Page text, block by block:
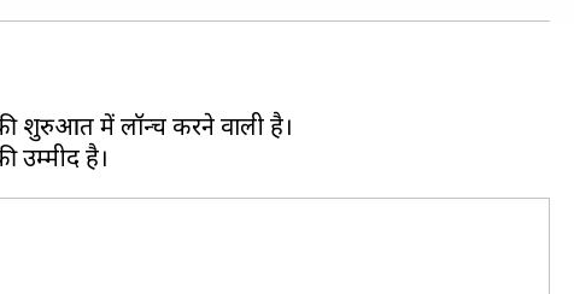
शुरुआत में लॉन्च करने वाली है।